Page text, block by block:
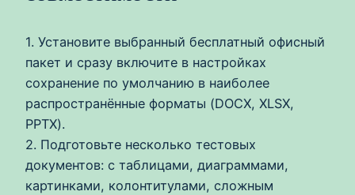
1. Установите выбранный бесплатный офисный
пакет и сразу включите в настройках
сохранение по умолчанию в наиболее
распространённые форматы (DOCX, XLSX,
PPTX).
2. Подготовьте несколько тестовых
документов: с таблицами, диаграммами,
картинками, колонтитулами, сложным